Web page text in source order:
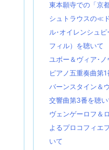
東本願寺での「京
シュトラウスの≪
ル･オイレンシュ
フィル）を聴いて
ユボー＆ヴィア･
ピアノ五重奏曲第1
バーンスタイン＆
交響曲第3番を聴い
ヴェンゲーロフ＆
よるプロコフィエ
いて